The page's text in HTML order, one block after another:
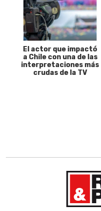
El actor que impactó
a Chile con una de las
interpretaciones más
crudas de la TV